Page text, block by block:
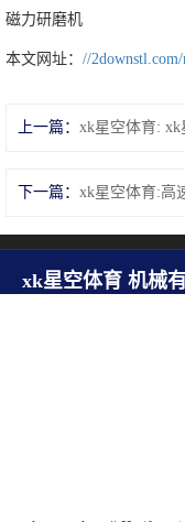
磁力研磨机
本文网址： //
上一篇：
下一篇：
xk星空体育 机械